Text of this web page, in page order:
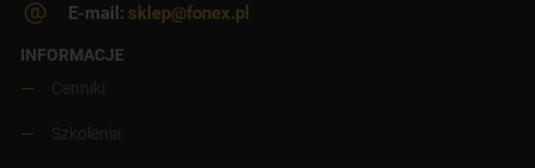
E-mail: sklep@fonex.pl
INFORMACJE